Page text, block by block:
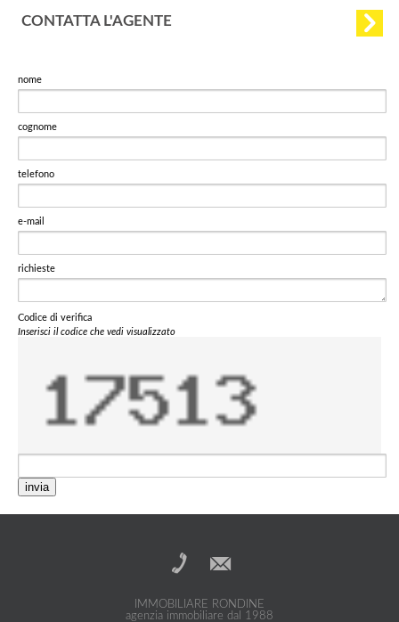
CONTATTA L'AGENTE
nome
cognome
telefono
e-mail
richieste
Codice di verifica
Inserisci il codice che vedi visualizzato
invia
IMMOBILIARE RONDINE
agenzia immobiliare dal 1988